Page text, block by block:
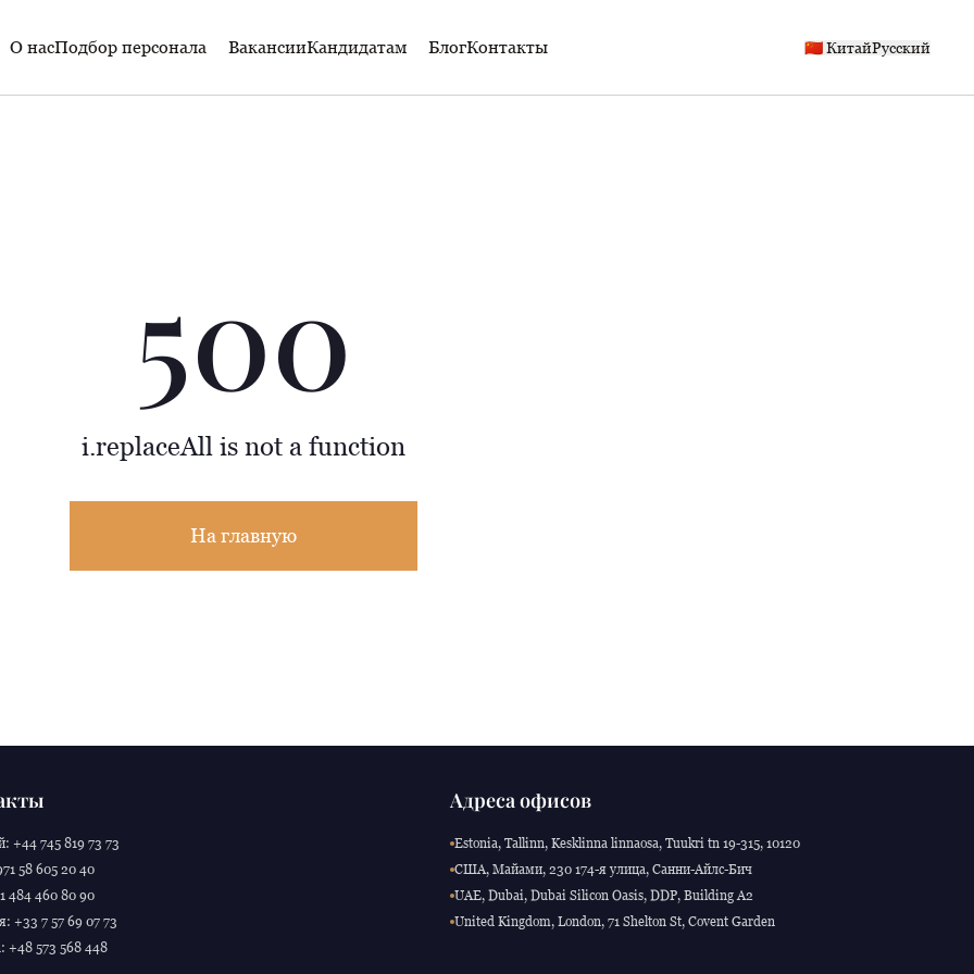
О насПодбор персонала ВакансииКандидатам БлогКонтакты 🇨🇳 КитайРусский
500
i.replaceAll is not a function
На главную
+44 745 819 73 73
58 605 20 40
484 460 80 90
+33 7 57 69 07 73
+48 573 568 448
Адреса офисов
Estonia, Tallinn, Kesklinna linnaosa, Tuukri tn 19-315, 10120
США, Майами, 230 174-я улица, Санни-Айлс-Бич
UAE, Dubai, Dubai Silicon Oasis, DDP, Building A2
United Kingdom, London, 71 Shelton St, Covent Garden